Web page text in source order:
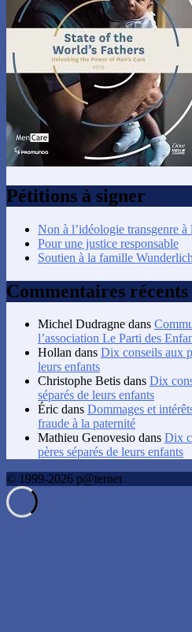
Pétitions à signer
Non à l’idéologie transgenre à
Pour une justice responsable
Soutien à la famille Wunderlich
Commentaires récents
Michel Dudragne dans
l’association Le Parti des
Hollan dans Dix conseils aux
leurs enfants
Christophe Betis dans Dix
séparés de leurs enfants
Éric dans Dommages et
fraude à la paternité
Mathieu Genovesio dans Dix
pères séparés de leurs enfants
© 1999-2026 p@ternet